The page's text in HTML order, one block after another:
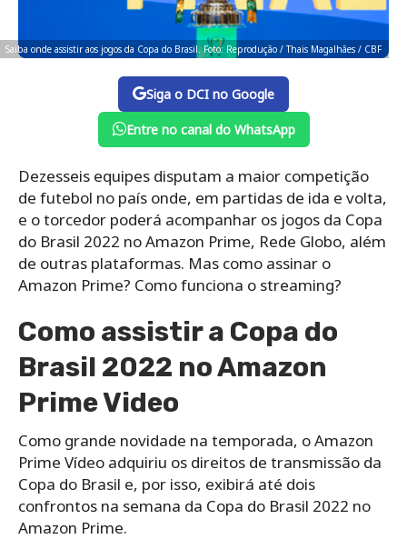
Saiba onde assistir aos jogos da Copa do Brasil. Foto: Reprodução / Thais Magalhães / CBF
Siga o DCI no Google
Entre no canal do WhatsApp
Dezesseis equipes disputam a maior competição
de futebol no país onde, em partidas de ida e volta,
e o torcedor poderá acompanhar os jogos da Copa
do Brasil 2022 no Amazon Prime, Rede Globo, além
de outras plataformas. Mas como assinar o
Amazon Prime? Como funciona o streaming?
Como assistir a Copa do
Brasil 2022 no Amazon
Prime Video
Como grande novidade na temporada, o Amazon
Prime Vídeo adquiriu os direitos de transmissão da
Copa do Brasil e, por isso, exibirá até dois
confrontos na semana da Copa do Brasil 2022 no
Amazon Prime.